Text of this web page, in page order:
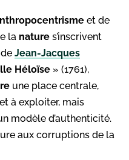
et de
la nature s’inscrivent
Jean-Jacques
Héloïse » (1761),
une place centrale,
à exploiter, mais
modèle d’authenticité.
aux corruptions de la